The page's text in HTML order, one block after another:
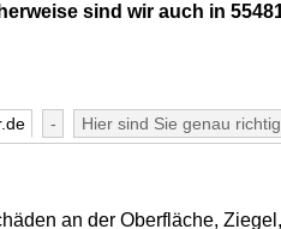
sind wir auch in
- Hier sind Sie genau